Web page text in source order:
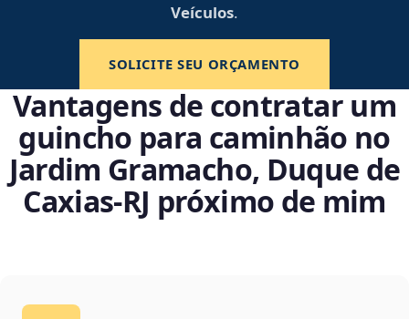
Veículos.
SOLICITE SEU ORÇAMENTO
Vantagens de contratar um
guincho para caminhão no
Jardim Gramacho, Duque de
Caxias‑RJ próximo de mim